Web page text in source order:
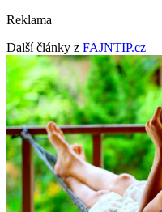
Reklama
Další články z FAJNTIP.cz